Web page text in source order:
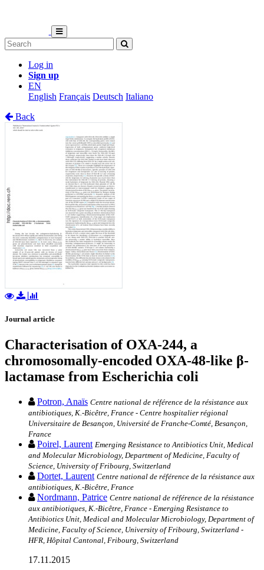
Log in
Sign up
EN
English Français Deutsch Italiano
Back
Journal article
Characterisation of OXA-244, a
chromosomally-encoded OXA-48-like β-
lactamase from Escherichia coli
Potron, Anaïs Centre national de référence de la résistance aux
antibiotiques, K.-Bicêtre, France - Centre hospitalier régional
Universitaire de Besançon, Université de Franche-Comté, Besançon,
France
Poirel, Laurent Emerging Resistance to Antibiotics Unit, Medical
and Molecular Microbiology, Department of Medicine, Faculty of
Science, University of Fribourg, Switzerland
Dortet, Laurent Centre national de référence de la résistance aux
antibiotiques, K.-Bicêtre, France
Nordmann, Patrice Centre national de référence de la résistance
aux antibiotiques, K.-Bicêtre, France - Emerging Resistance to
Antibiotics Unit, Medical and Molecular Microbiology, Department of
Medicine, Faculty of Science, University of Fribourg, Switzerland -
HFR, Hôpital Cantonal, Fribourg, Switzerland
17.11.2015